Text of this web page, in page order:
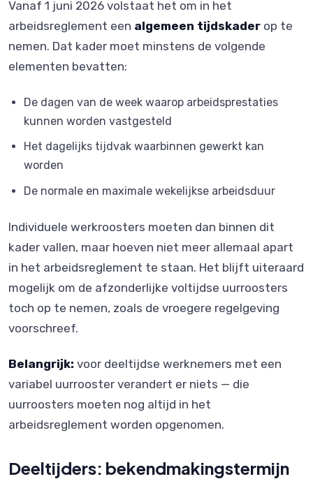
Vanaf 1 juni 2026 volstaat het om in het
arbeidsreglement een algemeen tijdskader op te
nemen. Dat kader moet minstens de volgende
elementen bevatten:
De dagen van de week waarop arbeidsprestaties
kunnen worden vastgesteld
Het dagelijks tijdvak waarbinnen gewerkt kan
worden
De normale en maximale wekelijkse arbeidsduur
Individuele werkroosters moeten dan binnen dit
kader vallen, maar hoeven niet meer allemaal apart
in het arbeidsreglement te staan. Het blijft uiteraard
mogelijk om de afzonderlijke voltijdse uurroosters
toch op te nemen, zoals de vroegere regelgeving
voorschreef.
Belangrijk: voor deeltijdse werknemers met een
variabel uurrooster verandert er niets — die
uurroosters moeten nog altijd in het
arbeidsreglement worden opgenomen.
Deeltijders: bekendmakingstermijn